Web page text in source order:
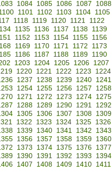
1084 1085 1086 1087
1088
1101 1102 1103 1104
1105
1118 1119 1120 1121
1122
1135 1136 1137 1138 1139
1152 1153 1154 1155 1156
1169 1170 1171 1172
1173
1186 1187 1188 1189 1190
1203 1204 1205 1206 1207
1220 1221 1222 1223
1224
1237 1238 1239 1240
1241
1254 1255 1256 1257
1258
1271 1272 1273 1274
1275
1288 1289 1290 1291
1292
1305 1306 1307 1308
1309
1322 1323 1324 1325 1326
1339 1340 1341 1342
1343
1356 1357 1358 1359
1360
1373 1374 1375 1376
1377
1390 1391 1392 1393
1394
1407 1408 1409 1410 1411